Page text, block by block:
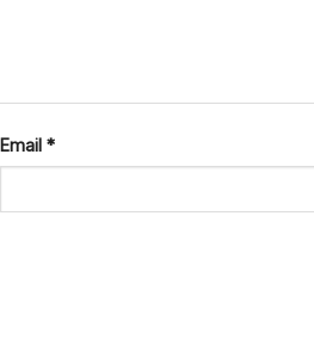
Email*